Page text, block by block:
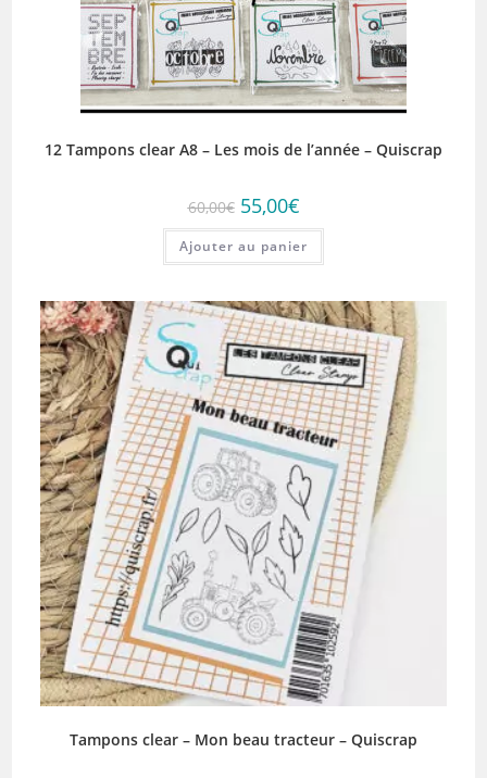
12 Tampons clear A8 – Les mois de l’année – Quiscrap
60,00€ Le
prix
initial
était :
60,00€.
55,00€Le
prix
actuel
est :
55,00€.
Ajouter au panier
Tampons clear – Mon beau tracteur – Quiscrap